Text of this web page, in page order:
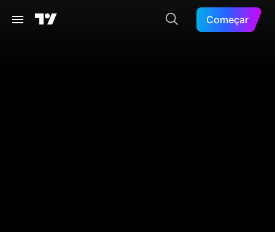
Começar